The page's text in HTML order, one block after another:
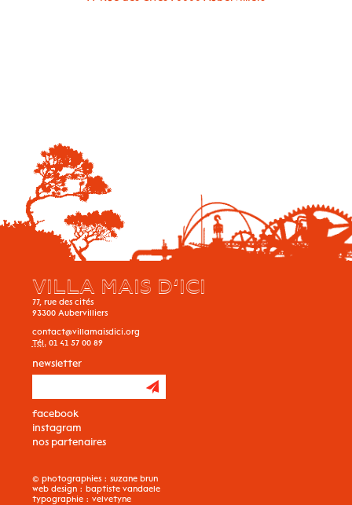
newsletter
facebook
instagram
nos partenaires
VILLA MAIS D’ICI
77, rue des cités
93300 Aubervilliers
contact@villamaisdici.org
Tél. 01 41 57 00 89
© photographies : suzane brun
web design : baptiste vandaele
typographie : velvetyne